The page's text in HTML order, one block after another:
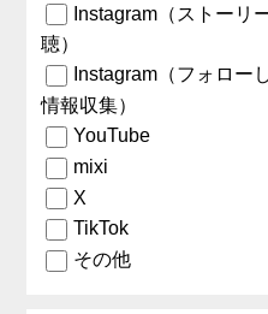
Instagram（ストーリ
聴）
Instagram（フォロー
情報収集）
YouTube
mixi
X
TikTok
その他